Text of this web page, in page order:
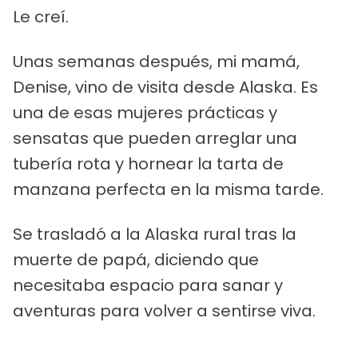
Le creí.
Unas semanas después, mi mamá,
Denise, vino de visita desde Alaska. Es
una de esas mujeres prácticas y
sensatas que pueden arreglar una
tubería rota y hornear la tarta de
manzana perfecta en la misma tarde.
Se trasladó a la Alaska rural tras la
muerte de papá, diciendo que
necesitaba espacio para sanar y
aventuras para volver a sentirse viva.